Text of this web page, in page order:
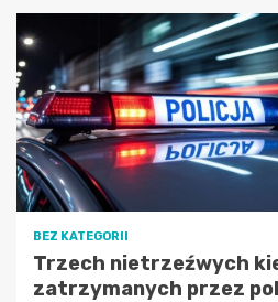
BEZ KATEGORII
Trzech nietrzeźwych
zatrzymanych przez